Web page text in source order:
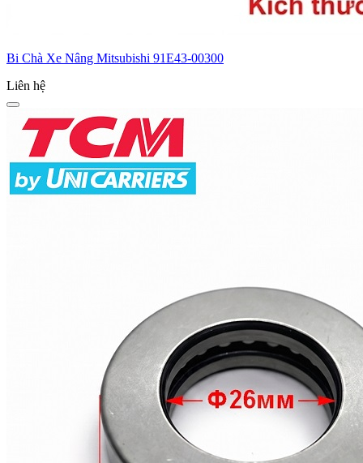
Bi Chà Xe Nâng Mitsubishi 91E43-00300
Liên hệ